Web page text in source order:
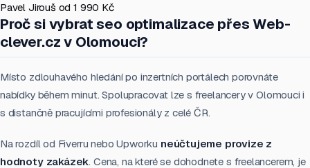
Pavel Jirouš od 1 990 Kč
Proč si vybrat seo optimalizace přes Web-
clever.cz v Olomouci?
Místo zdlouhavého hledání po inzertních portálech porovnáte
nabídky během minut. Spolupracovat lze s freelancery v Olomouci i
s distančně pracujícími profesionály z celé ČR.
Na rozdíl od Fiverru nebo Upworku neúčtujeme provize z
hodnoty zakázek. Cena, na které se dohodnete s freelancerem, je